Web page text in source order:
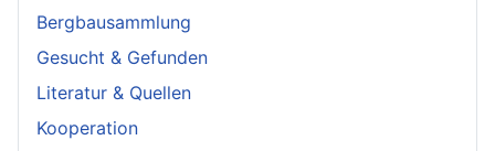
Bergbausammlung
Gesucht & Gefunden
Literatur & Quellen
Kooperation